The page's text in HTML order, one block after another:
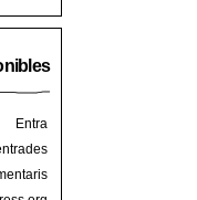
Entra